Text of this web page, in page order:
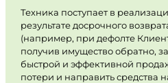
Техника поступает в
результате досрочного
(например, при дефолте
получив имущество обратно,
быстрой и эффективной
потери и направить средства